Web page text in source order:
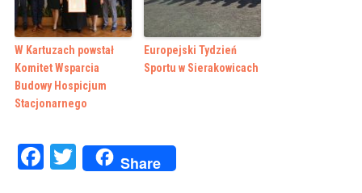
W Kartuzach powstał
Komitet Wsparcia
Budowy Hospicjum
Stacjonarnego
Europejski Tydzień
Sportu w Sierakowicach
Facebook
Twitter
Share